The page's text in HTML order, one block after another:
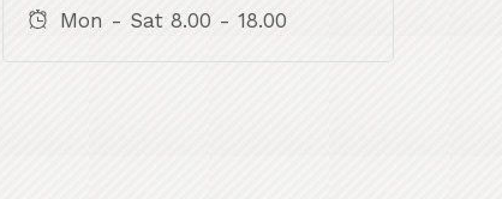
Mon - Sat 8.00 - 18.00